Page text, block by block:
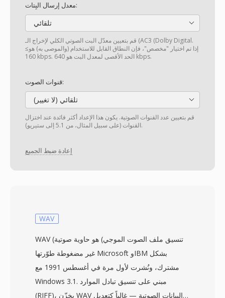
معدل إرسال البِتات:
تلقائي
قم بتعيين معدّل البت الصوتي الكلي لإخراج الـ (AC3 (Dolby Digital.
إذا تم اختيار "مخصص"، فإن النطاق القابل للاستخدام (والموصى به) هو≥
160 kbps. الحد الأقصى لمعدل البت هو 640 kbps.
قنوات الصوت:
تلقائي (لا تغيير)
قم بتعيين عدد القنوات الصوتية. يكون هذا الإعداد أكثر فائدة عند اختزال
القنوات (على سبيل المثال، من 5.1 إلى ستيريو).
إعادة ضبط الجميع
WAV
WAV (تنسيق ملف الصوت الموجي) هو حاوية صوتية
غير مضغوطة طوّرتها Microsoft وIBM بشكل
مشترك، ونُشرت لأول مرة في أغسطس 1991 مع
Windows 3.1. مبني على تنسيق تبادل الموارد
(RIFF)، يخزّن WAV البيانات الصوتية — غالباً كتعديل